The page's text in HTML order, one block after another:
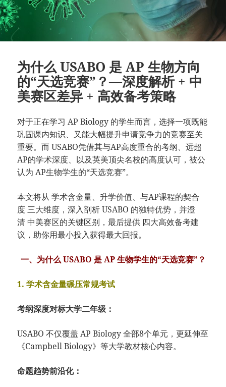
为什么 USABO 是 AP 生物方向
的“天选竞赛”？—深度解析 + 中
美赛区差异 + 高效备考策略
对于正在学习 AP Biology 的学生而言，选择一项既能
巩固课内知识、又能大幅提升申请竞争力的竞赛至关
重要。而 USABO凭借其与AP高度重合的考纲、远超
AP的学术深度、以及英美顶尖名校的高度认可，被公
认为 AP生物学生的“天选竞赛”。
本文将从 学术含金量、升学价值、与AP课程的契合
度 三大维度，深入剖析 USABO 的独特优势，并澄
清 中美赛区的关键区别，最后提供 四大高效备考建
议，助你用最小投入获得最大回报。
一、为什么 USABO 是 AP 生物学生的“天选竞赛”？
1. 学术含金量碾压常规考试
考纲深度对标大学二年级：
USABO 不仅覆盖 AP Biology 全部8个单元，更延伸至
《Campbell Biology》等大学教材核心内容。
命题趋势前沿化：